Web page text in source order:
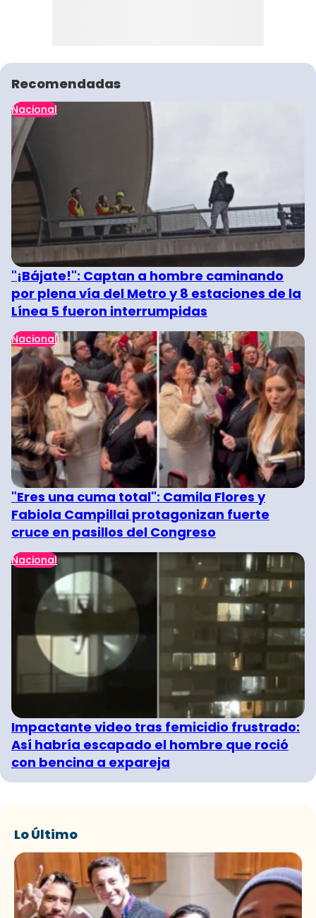
Recomendadas
Nacional
"¡Bájate!": Captan a hombre caminando
por plena vía del Metro y 8 estaciones de la
Línea 5 fueron interrumpidas
Nacional
"Eres una cuma total": Camila Flores y
Fabiola Campillai protagonizan fuerte
cruce en pasillos del Congreso
Nacional
Impactante video tras femicidio frustrado:
Así habría escapado el hombre que roció
con bencina a expareja
Lo Último